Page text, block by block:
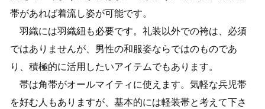
帯があれば着流し姿が可能です。
羽織には羽織紐も必要です。礼装以外での袴は、必須
ではありませんが、男性の和服姿ならではのものであ
り、積極的に活用したいアイテムでもあります。
帯は角帯がオールマイティに使えます。気軽な兵児帯
を好む人もありますが、基本的には軽装帯と考えて下さ